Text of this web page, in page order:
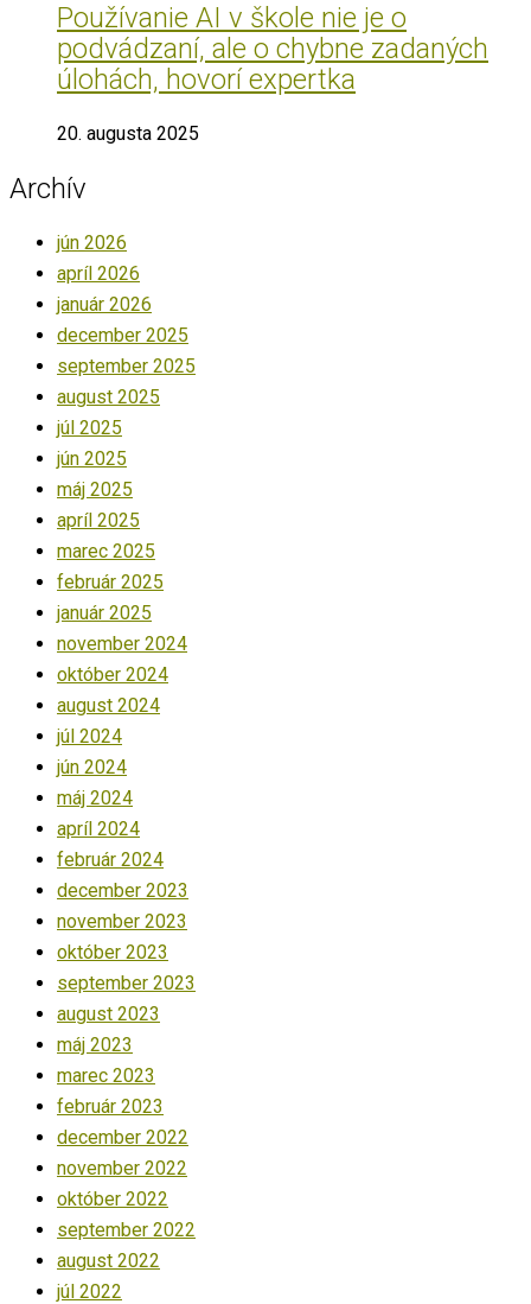
Používanie AI v škole nie je o
podvádzaní, ale o chybne zadaných
úlohách, hovorí expertka
20. augusta 2025
Archív
jún 2026
apríl 2026
január 2026
december 2025
september 2025
august 2025
júl 2025
jún 2025
máj 2025
apríl 2025
marec 2025
február 2025
január 2025
november 2024
október 2024
august 2024
júl 2024
jún 2024
máj 2024
apríl 2024
február 2024
december 2023
november 2023
október 2023
september 2023
august 2023
máj 2023
marec 2023
február 2023
december 2022
november 2022
október 2022
september 2022
august 2022
júl 2022